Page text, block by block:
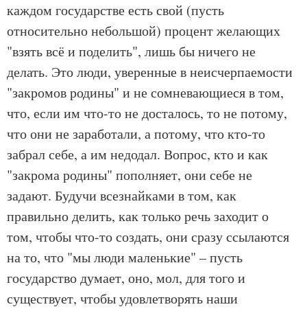
каждом государстве есть свой (пусть
относительно небольшой) процент желающих
"взять всё и поделить", лишь бы ничего не
делать. Это люди, уверенные в неисчерпаемости
"закромов родины" и не сомневающиеся в том,
что, если им что-то не досталось, то не потому,
что они не заработали, а потому, что кто-то
забрал себе, а им недодал. Вопрос, кто и как
"закрома родины" пополняет, они себе не
задают. Будучи всезнайками в том, как
правильно делить, как только речь заходит о
том, чтобы что-то создать, они сразу ссылаются
на то, что "мы люди маленькие" – пусть
государство думает, оно, мол, для того и
существует, чтобы удовлетворять наши